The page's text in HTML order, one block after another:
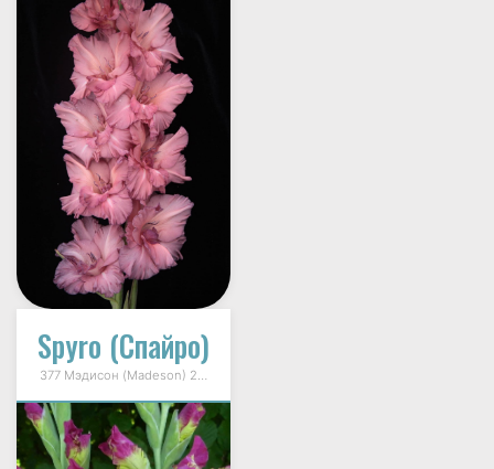
Spyro (Спайро)
377 Мэдисон (Madeson) 2007г.